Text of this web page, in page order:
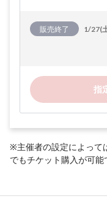
販売終了 1/27(
指
※主催者の設定によって
でもチケット購入が可能